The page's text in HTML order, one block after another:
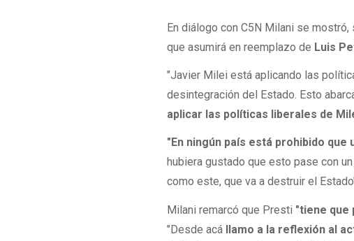
En diálogo con C5N Milani se
que asumirá en reemplazo de Luis
"Javier Milei está aplicando las
desintegración del Estado. Esto
aplicar las políticas liberales de
"En ningún país está prohibido
hubiera gustado que esto pase con
como este, que va a destruir el
Milani remarcó que Presti "tiene que
"Desde acá llamo a la reflexión al